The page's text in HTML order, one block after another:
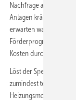
Nachfrage auch die
Anlagen kräftiger
erwarten war.
Förderprogramme und
Kosten durch Lern-
Löst der Speed-Bonus
zumindest temporär zu